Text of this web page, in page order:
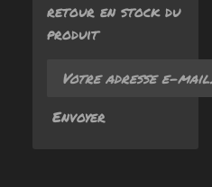
retour en stock du
produit
Envoyer